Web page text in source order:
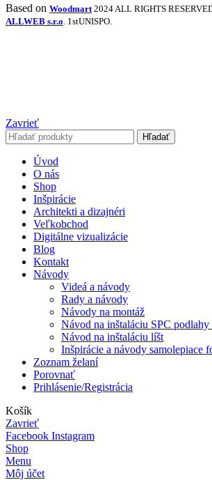
Based on Woodmart 2024 ALL RIGHTS
ALLWEB s.r.o. 1stUNISPO.
Zavrieť
Hľadať
Úvod
O nás
Shop
Inšpirácie
Architekti a dizajnéri
Veľkobchod
Digitálne vizualizácie
Blog
Kontakt
Návody
Videá a návody
Rady a návody
Návody na montáž
Návod na inštaláciu SPC
Návod na inštaláciu líšt
Inšpirácie a návody samolepiace
Zoznam želaní
Porovnať
Prihlásenie/Registrácia
Košík
Zavrieť
Facebook Instagram
Shop
Menu
Môj účet